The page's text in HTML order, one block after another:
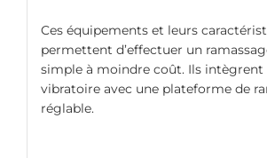
Ces équipements et leurs
permettent d’effectuer un
simple à moindre coût. Ils intègrent
vibratoire avec une plateforme de
réglable.